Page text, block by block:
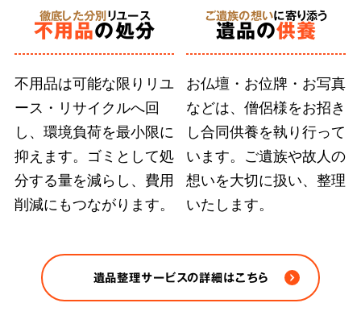
特殊清掃
にも対応
弊社ではどのような状況の遺品整理も、故人の
大切にされていた品物や重要書類を探し出す手
段を尽くします。また、
部屋の完全清掃、脱臭
除菌など、原状回復のおすすめ方法をご案内
※ゴミや不用品の処分は各自治体の条例/法令に
従い適正に処分します。
徹底した分別リユース
不用品の処分
不用品は可能な限りリユ
ース・リサイクルへ回
し、環境負荷を最小限に
抑えます。ゴミとして処
分する量を減らし、費用
削減にもつながります。
ご遺族の想いに寄り添う
遺品の供養
お仏壇・お位牌・お写真
などは、僧侶様をお招き
し合同供養を執り行って
います。ご遺族や故人の
想いを大切に扱い、整理
いたします。
遺品整理サービスの詳細はこちら